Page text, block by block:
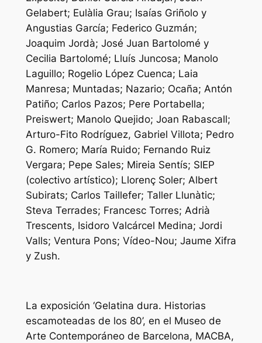
Gelabert; Eulàlia Grau; Isaías Griñolo y
Angustias García; Federico Guzmán;
Joaquim Jordà; José Juan Bartolomé y
Cecilia Bartolomé; Lluís Juncosa; Manolo
Laguillo; Rogelio López Cuenca; Laia
Manresa; Muntadas; Nazario; Ocaña; Antón
Patiño; Carlos Pazos; Pere Portabella;
Preiswert; Manolo Quejido; Joan Rabascall;
Arturo-Fito Rodríguez, Gabriel Villota; Pedro
G. Romero; María Ruido; Fernando Ruiz
Vergara; Pepe Sales; Mireia Sentís; SIEP
(colectivo artístico); Llorenç Soler; Albert
Subirats; Carlos Taillefer; Taller Llunàtic;
Steva Terrades; Francesc Torres; Adrià
Trescents, Isidoro Valcárcel Medina; Jordi
Valls; Ventura Pons; Vídeo-Nou; Jaume Xifra
y Zush.
La exposición ‘Gelatina dura. Historias
escamoteadas de los 80’, en el Museo de
Arte Contemporáneo de Barcelona, MACBA,